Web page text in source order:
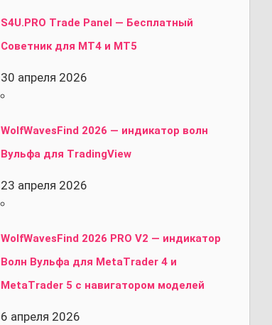
S4U.PRO Trade Panel — Бесплатный
Советник для MT4 и MT5
30 апреля 2026
WolfWavesFind 2026 — индикатор волн
Вульфа для TradingView
23 апреля 2026
WolfWavesFind 2026 PRO V2 — индикатор
Волн Вульфа для MetaTrader 4 и
MetaTrader 5 с навигатором моделей
6 апреля 2026